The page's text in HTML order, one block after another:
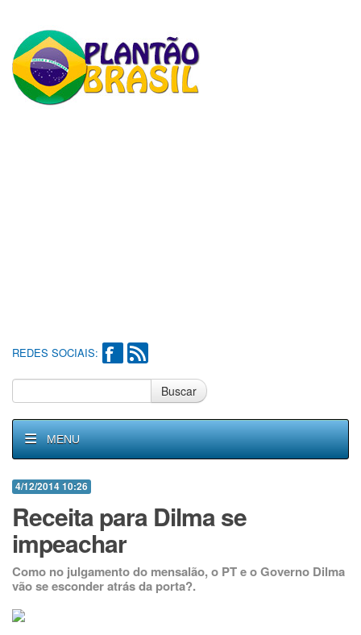
REDES SOCIAIS:
Buscar
MENU
4/12/2014 10:26
Receita para Dilma se
impeachar
Como no julgamento do mensalão, o PT e o Governo Dilma
vão se esconder atrás da porta?.